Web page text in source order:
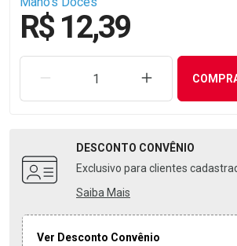
R$ 12,39
REMOVER UMA UNIDADEAUMENTAR
DESCONTO CONVÊNIO
Exclusivo para clientes
Saiba Mais
Ver Desconto Convênio